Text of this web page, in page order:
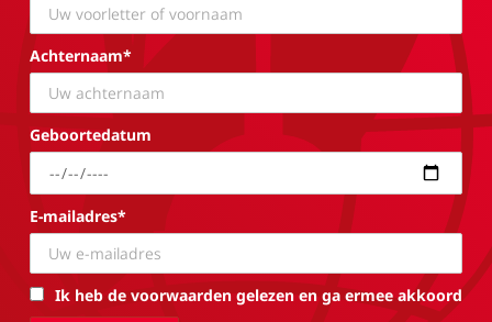
Achternaam*
Geboortedatum
E-mailadres*
Ik heb de voorwaarden gelezen en ga ermee akkoord